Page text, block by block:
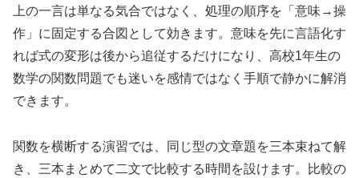
上の一言は単なる気合ではなく、処理の順序を「意味→操
作」に固定する合図として効きます。意味を先に言語化す
れば式の変形は後から追従するだけになり、高校1年生の
数学の関数問題でも迷いを感情ではなく手順で静かに解消
できます。
関数を横断する演習では、同じ型の文章題を三本束ねて解
き、三本まとめて二文で比較する時間を設けます。比較の